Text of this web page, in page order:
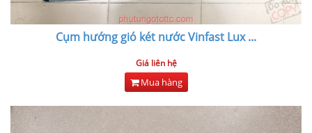
Cụm hướng gió két nước Vinfast Lux...
Giá liên hệ
Mua hàng